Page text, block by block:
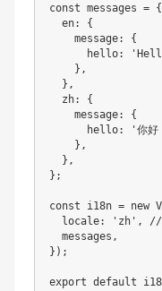
const messages = {
  en
:
{
    message
:
{
      hello
:
} ,
} ,
  zh
:
{
    message
:
{
      hello
: '你好
} ,
} ,
} ;
const i18n = new
  locale
: 'zh' ,
//
  messages
,
} ) ;
export default